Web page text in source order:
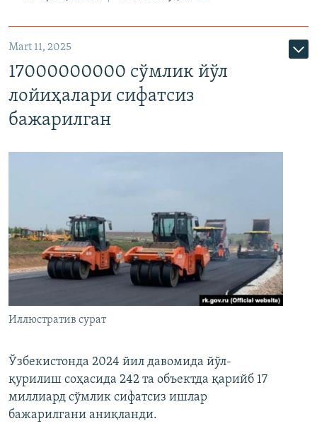
Mart 11, 2025
17000000000 сўмлик йўл
лойиҳалари сифатсиз
бажарилган
Иллюстратив сурат
Ўзбекистонда 2024 йил давомида йўл-
қурилиш соҳасида 242 та объектда қарийб 17
миллиард сўмлик сифатсиз ишлар
бажарилгани аниқланди.